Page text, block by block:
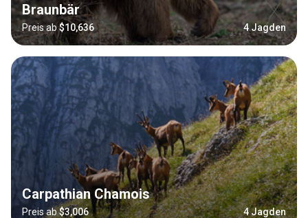
Braunbär
Preis ab$10,636 4 Jagden
Carpathian Chamois
Preis ab$3,006 4 Jagden